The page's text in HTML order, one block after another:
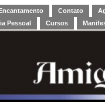
Contato
Pessoal
Cursos